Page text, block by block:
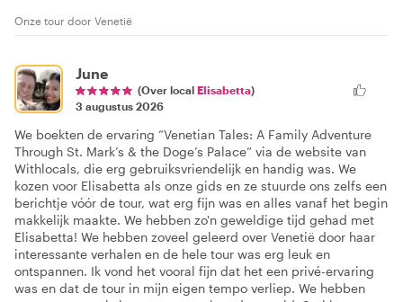
Onze tour door Venetië
June
(Over local Elisabetta)
3 augustus 2026
We boekten de ervaring “Venetian Tales: A Family Adventure
Through St. Mark’s & the Doge’s Palace” via de website van
Withlocals, die erg gebruiksvriendelijk en handig was. We
kozen voor Elisabetta als onze gids en ze stuurde ons zelfs een
berichtje vóór de tour, wat erg fijn was en alles vanaf het begin
makkelijk maakte. We hebben zo'n geweldige tijd gehad met
Elisabetta! We hebben zoveel geleerd over Venetië door haar
interessante verhalen en de hele tour was erg leuk en
ontspannen. Ik vond het vooral fijn dat het een privé-ervaring
was en dat de tour in mijn eigen tempo verliep. We hebben